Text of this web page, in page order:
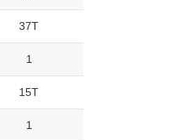
37T
1
15T
1